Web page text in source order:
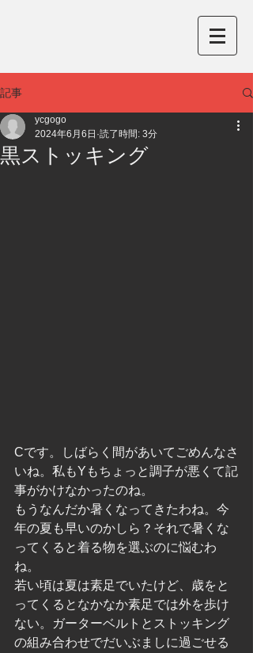
記事
黒ストッキング
ycgogo
2024年6月6日 読了時間: 3分
Cです。しばらく間があいてごめんなさ
いね。私もYもちょっと調子が悪くて記
事がかけなかったのね。
もうなんだか暑くなってきたわね。今
年の夏も早いのかしら？それで暑くな
ってくると着る物を選ぶのに悩むわ
ね。
若い頃は夏は素足でいたけど、歳をと
ってくるとなかなか素足では外を歩け
ない。ガーターベルトとストッキング
の組み合わせでだいぶましに過ごせる